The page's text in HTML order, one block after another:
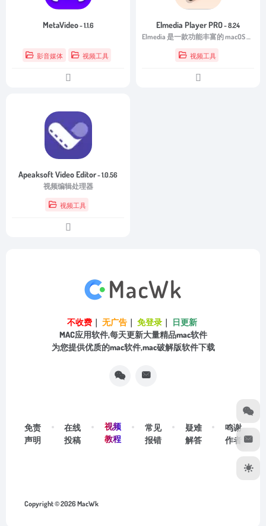
MetaVideo- 1.1.6
影音媒体 视频工具
Elmedia Player PRO- 8.24
Elmedia 是一款功能丰富的 macOS 媒体播放器，支持多种文件格式，包括大多数视频和音频。
视频工具
Apeaksoft Video Editor- 1.0.56
视频编辑处理器
视频工具
不收费 ｜ 无广告 ｜ 免登录 ｜
日更新
MAC应用软件,每天更新大量精品mac软件
为您提供优质的mac软件,mac破解版软件下载
免责
声明
在线
投稿
视频
教程
常见
报错
疑难
解答
鸣谢
作者
Copyright © 2026MacWk